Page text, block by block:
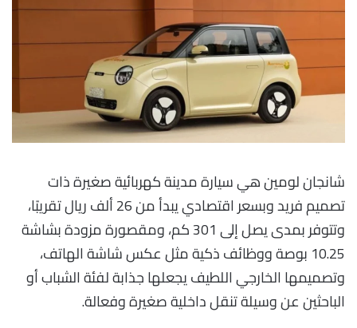
شانجان لومين هي سيارة مدينة كهربائية صغيرة ذات
تصميم فريد وبسعر اقتصادي يبدأ من 26 ألف ريال تقريبًا،
وتتوفر بمدى يصل إلى 301 كم، ومقصورة مزودة بشاشة
10.25 بوصة ووظائف ذكية مثل عكس شاشة الهاتف،
وتصميمها الخارجي اللطيف يجعلها جذابة لفئة الشباب أو
الباحثين عن وسيلة تنقل داخلية صغيرة وفعالة.